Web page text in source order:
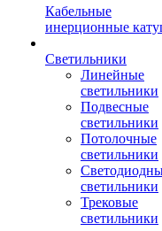
Кабельные
инерционные
Светильники
Линейные
светильники
Подвесные
светильники
Потолочные
светильники
светильники
Трековые
светильники